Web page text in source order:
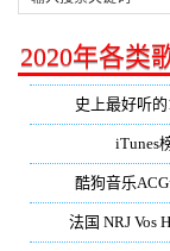
2020年各类
史上最好听
iTunes
酷狗音乐
法国 NRJ Vos